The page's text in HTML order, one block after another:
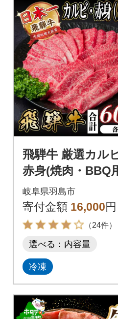
飛騨牛 厳選カル
赤身(焼肉・BBQ
0g 小分け 黒毛
牛 A4～A5等級
岐阜県羽島市
寄付金額 16,000円
（24件）
選べる：内容量
冷凍